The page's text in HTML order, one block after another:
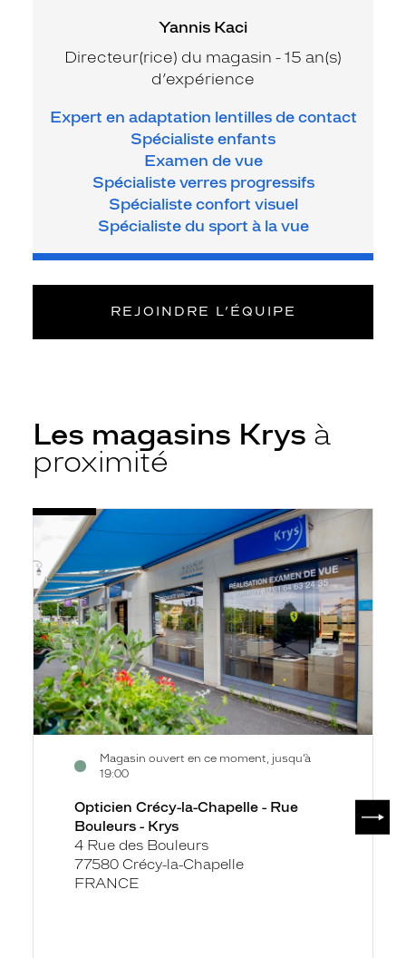
Yannis Kaci
Directeur(rice) du magasin - 15 an(s)
d’expérience
Expert en adaptation lentilles de contact
Spécialiste enfants
Examen de vue
Spécialiste verres progressifs
Spécialiste confort visuel
Spécialiste du sport à la vue
REJOINDRE L’ÉQUIPE
Les magasins Krys à
proximité
Opticien
Crécy-
la-
Chapelle
-
Rue
Bouleurs
-
Krys
Magasin ouvert en ce moment, jusqu’à
19:00
Voir
fiche
Opticien Crécy-la-Chapelle - Rue
Bouleurs - Krys
4 Rue des Bouleurs
77580 Crécy-la-Chapelle
FRANCE